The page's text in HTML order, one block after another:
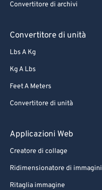
Convertitore di archivi
Convertitore di unità
Lbs A Kg
Kg A Lbs
Feet A Meters
Convertitore di unità
Applicazioni Web
Creatore di collage
Ridimensionatore di immagini
Ritaglia immagine